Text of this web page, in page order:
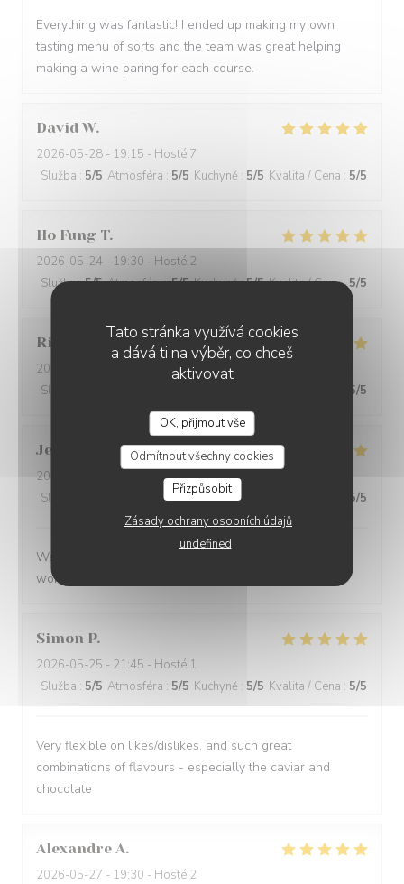
Tato stránka využívá cookies
a dává ti na výběr, co chceš
aktivovat
OK, přijmout vše
Odmítnout všechny cookies
Přizpůsobit
Zásady ochrany osobních údajů
undefined
Everything was fantastic! I ended up making my own
tasting menu of sorts and the team was great helping
making a wine paring for each course.
David W
2026-05-28 - 19:15 - Hosté 7
Služba : 5/5 Atmosféra : 5/5 Kuchyně : 5/5 Kvalita / Cena : 5/5
Ho Fung T
2026-05-24 - 19:30 - Hosté 2
Služba:5/5 Atmosféra:5/5 Kuchyně:5/5 Kvalita / Cena: 5/5
Riccardo L
2026-05-25
- 21:45 - Hosté 2
Služba
5/5
Jenny
2026-05-25
- 21:15 - Hosté 2
Služba
:5/5 Kuchyně: 5/5
We had a great evening at Essencial. The staff was
wonderful and the food was excellent!
Simon P
2026-05-25 - 21:45 - Hosté 1
Služba : 5/5 Atmosféra : 5/5 Kuchyně : 5/5 Kvalita / Cena : 5/5
Very flexible on likes/dislikes, and such great
combinations of flavours - especially the caviar and
chocolate
Alexandre A
2026-05-27 - 19:30 - Hosté 2